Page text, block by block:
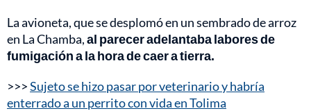
La avioneta, que se desplomó en un sembrado de arroz
en La Chamba,al parecer adelantaba labores de
fumigación a la hora de caer a tierra.
>>>Sujeto se hizo pasar por veterinario y habría
enterrado a un perrito con vida en Tolima